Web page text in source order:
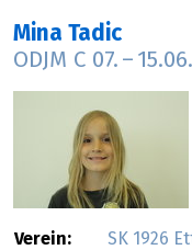
Mina Tadic
ODJM C 07. –
Verein:
SK 1926